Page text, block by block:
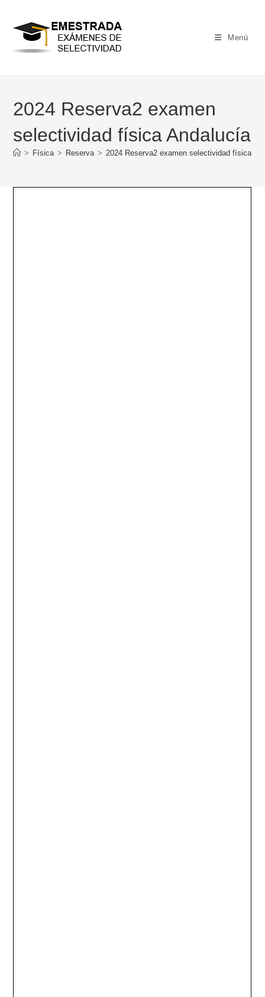
contenido
Menú
2024 Reserva2 examen
selectividad física Andalucía
> Física > Reserva > 2024 Reserva2 examen selectividad física